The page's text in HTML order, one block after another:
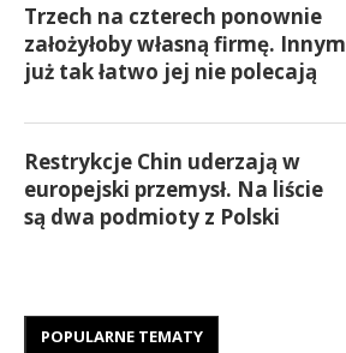
Trzech na czterech ponownie
założyłoby własną firmę. Innym
już tak łatwo jej nie polecają
Restrykcje Chin uderzają w
europejski przemysł. Na liście
są dwa podmioty z Polski
POPULARNE TEMATY